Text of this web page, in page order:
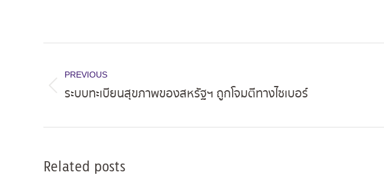
navigation
PREVIOUS
Previous
ระบบทะเบียนสุขภาพของสหรัฐฯ ถูกโจมตีทางไซเบอร์
Related posts